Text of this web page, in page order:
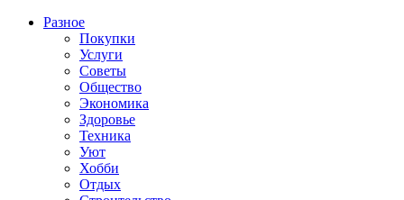
Разное
Покупки
Услуги
Советы
Общество
Экономика
Здоровье
Техника
Уют
Хобби
Отдых